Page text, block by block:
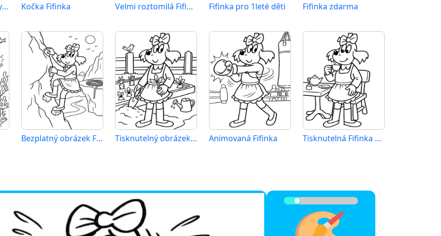
Obrázek Fifinky k vytištění Kočka Fifinka Velmi roztomilá Fifinka Fifinka pro 1leté děti Fifinka zdarma
Bezplatný obrázek Fifinky Tisknutelný obrázek Fifinky Animovaná Fifinka Tisknutelná Fifinka zadarmo